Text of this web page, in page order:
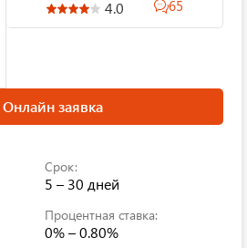
4.0 65
Онлайн заявка
Срок:
5 – 30 дней
Процентная ставка:
0% – 0.80%